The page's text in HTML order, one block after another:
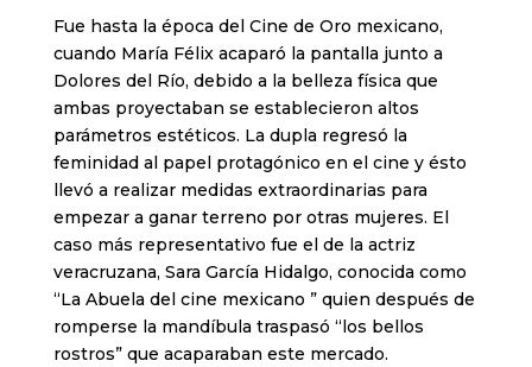
Fue hasta la época del Cine de Oro mexicano,
cuando María Félix acaparó la pantalla junto a
Dolores del Río, debido a la belleza física que
ambas proyectaban se establecieron altos
parámetros estéticos. La dupla regresó la
feminidad al papel protagónico en el cine y ésto
llevó a realizar medidas extraordinarias para
empezar a ganar terreno por otras mujeres. El
caso más representativo fue el de la actriz
veracruzana, Sara García Hidalgo, conocida como
“La Abuela del cine mexicano ” quien después de
romperse la mandíbula traspasó “los bellos
rostros” que acaparaban este mercado.